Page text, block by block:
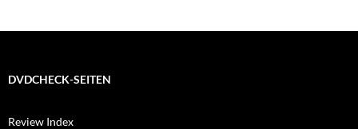
DVDCHECK-SEITEN
Review Index